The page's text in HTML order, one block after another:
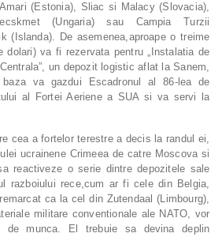
(Estonia), Sliac si Malacy (Slovacia),
(Ungaria) sau Campia Turzii
(Islanda). De asemenea,aproape o treime
dolari) va fi rezervata pentru „Instalatia de
un depozit logistic aflat la Sanem,
baza va gazdui Escadronul al 86-lea de
al Fortei Aeriene a SUA si va servi la
cea a fortelor terestre a decis la randul ei,
ucrainene Crimeea de catre Moscova si
reactiveze o serie dintre depozitele sale
razboiului rece,cum ar fi cele din Belgia,
ca la cel din Zutendaal (Limbourg),
militare conventionale ale NATO, vor
munca. El trebuie sa devina deplin